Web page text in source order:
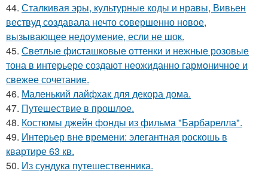
44. Сталкивая эры, культурные коды и нравы, Вивьен
вествуд создавала нечто совершенно новое,
вызывающее недоумение, если не шок.
45. Светлые фисташковые оттенки и нежные розовые
тона в интерьере создают неожиданно гармоничное и
свежее сочетание.
46. Маленький лайфхак для декора дома.
47. Путешествие в прошлое.
48. Костюмы джейн фонды из фильма "Барбарелла".
49. Интерьер вне времени: элегантная роскошь в
квартире 63 кв.
50. Из сундука путешественника.